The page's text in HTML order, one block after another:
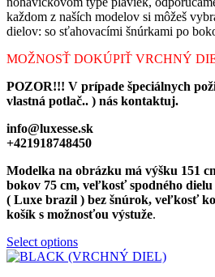
každom z naších modelov si môžeš
dielov: so sťahovacími šnúrkami po
MOŽNOSŤ DOKÚPIŤ VRCHNÝ
POZOR!!! V prípade špeciálnych
vlastná potlač.. ) nás kontaktuj.
info@luxesse.sk
+421918748450
Modelka na obrázku má výšku 151
bokov 75 cm, veľkosť spodného
( Luxe brazil ) bez šnúrok, veľkosť
košík s možnosťou výstuže.
Select options